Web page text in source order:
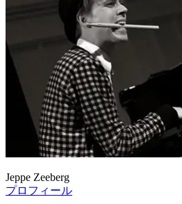
Jeppe Zeeberg
プロフィール